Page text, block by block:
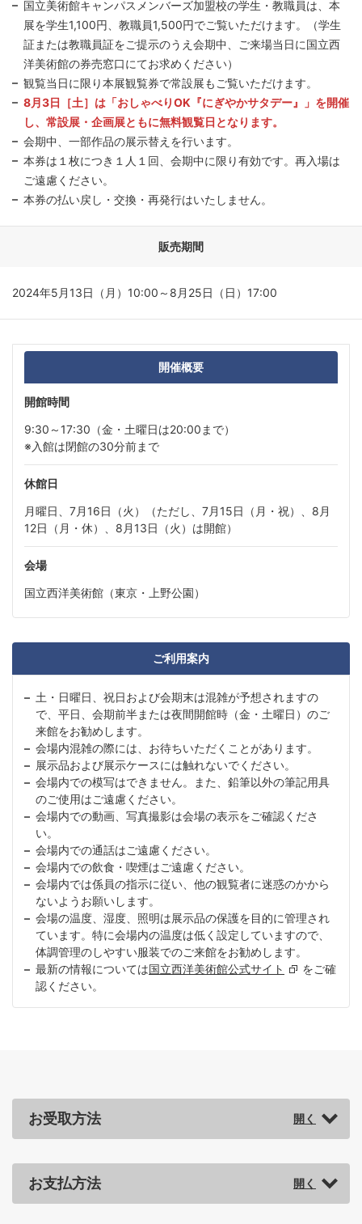
国立美術館キャンパスメンバーズ加盟校の学生・教職員は、本
展を学生1,100円、教職員1,500円でご覧いただけます。（学生
証または教職員証をご提示のうえ会期中、ご来場当日に国立西
洋美術館の券売窓口にてお求めください）
観覧当日に限り本展観覧券で常設展もご覧いただけます。
8月3日［土］は「おしゃべりOK『にぎやかサタデー』」を開催
し、常設展・企画展ともに無料観覧日となります。
会期中、一部作品の展示替えを行います。
本券は１枚につき１人１回、会期中に限り有効です。再入場は
ご遠慮ください。
本券の払い戻し・交換・再発行はいたしません。
販売期間
2024年5月13日（月）10:00～8月25日（日）17:00
開催概要
開館時間
9:30～17:30（金・土曜日は20:00まで）
※入館は閉館の30分前まで
休館日
月曜日、7月16日（火）（ただし、7月15日（月・祝）、8月
12日（月・休）、8月13日（火）は開館）
会場
国立西洋美術館（東京・上野公園）
ご利用案内
土・日曜日、祝日および会期末は混雑が予想されますの
で、平日、会期前半または夜間開館時（金・土曜日）のご
来館をお勧めします。
会場内混雑の際には、お待ちいただくことがあります。
展示品および展示ケースには触れないでください。
会場内での模写はできません。また、鉛筆以外の筆記用具
のご使用はご遠慮ください。
会場内での動画、写真撮影は会場の表示をご確認くださ
い。
会場内での通話はご遠慮ください。
会場内での飲食・喫煙はご遠慮ください。
会場内では係員の指示に従い、他の観覧者に迷惑のかから
ないようお願いします。
会場の温度、湿度、照明は展示品の保護を目的に管理され
ています。特に会場内の温度は低く設定していますので、
体調管理のしやすい服装でのご来館をお勧めします。
最新の情報については国立西洋美術館公式サイト
をご確
認ください。
お受取方法
お支払方法